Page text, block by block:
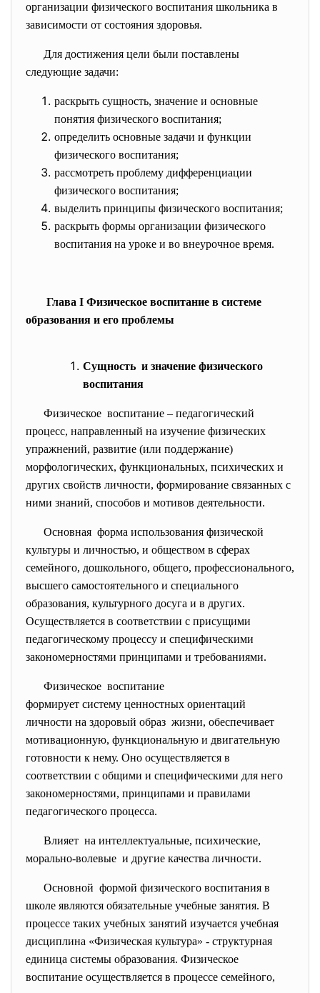
организации физического воспитания школьника в
зависимости от состояния здоровья.
Для достижения цели были поставлены
следующие задачи:
раскрыть сущность, значение и основные
понятия физического воспитания;
определить основные задачи и функции
физического воспитания;
рассмотреть проблему дифференциации
физического воспитания;
выделить принципы физического воспитания;
раскрыть формы организации физического
воспитания на уроке и во внеурочное время.
Глава I Физическое воспитание в системе
образования и его проблемы
Сущность и значение физического
воспитания
Физическое воспитание – педагогический
процесс, направленный на изучение физических
упражнений, развитие (или поддержание)
морфологических, функциональных, психических и
других свойств личности, формирование связанных с
ними знаний, способов и мотивов деятельности.
Основная форма использования физической
культуры и личностью, и обществом в сферах
семейного, дошкольного, общего, профессионального,
высшего самостоятельного и специального
образования, культурного досуга и в других.
Осуществляется в соответствии с присущими
педагогическому процессу и специфическими
закономерностями принципами и требованиями.
Физическое воспитание
формирует систему ценностных ориентаций
личности на здоровый образ жизни, обеспечивает
мотивационную, функциональную и двигательную
готовности к нему. Оно осуществляется в
соответствии с общими и специфическими для него
закономерностями, принципами и правилами
педагогического процесса.
Влияет на интеллектуальные, психические,
морально-волевые и другие качества личности.
Основной формой физического воспитания в
школе являются обязательные учебные занятия. В
процессе таких учебных занятий изучается учебная
дисциплина «Физическая культура» - структурная
единица системы образования. Физическое
воспитание осуществляется в процессе семейного,